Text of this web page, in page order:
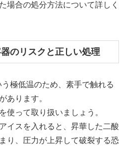
場合の処分方法について詳しく
のリスクと正しい処理
極低温のため、素手で触れる
あります。
使って取り扱いましょう。
イスを入れると、昇華した二酸
り、圧力が上昇して破裂する恐